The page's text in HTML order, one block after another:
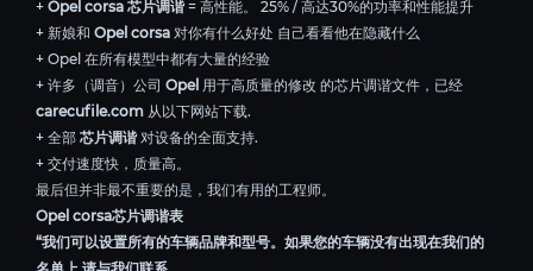
+ Opel corsa 芯片调谐= 高性能。 25% / 高达30%的功率和性能提升
+ 新娘和 Opel corsa 对你有什么好处 自己看看他在隐藏什么
+ Opel 在所有模型中都有大量的经验
+ 许多（调音）公司 Opel 用于高质量的修改 的芯片调谐文件，已经
carecufile.com 从以下网站下载.
+ 全部 芯片调谐对设备的全面支持.
+ 交付速度快，质量高。
最后但并非最不重要的是，我们有用的工程师。
Opel corsa芯片调谐表
“我们可以设置所有的车辆品牌和型号。如果您的车辆没有出现在我们的